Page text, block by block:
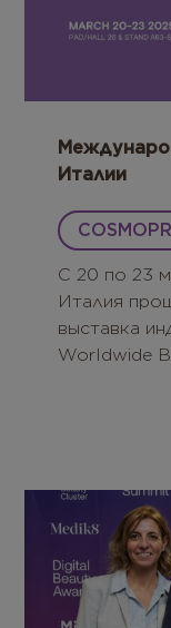
Италии
С 20 по 23
Италия
выставка
Worldwide